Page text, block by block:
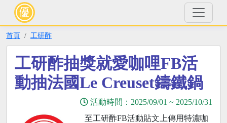
首頁 工研酢
工研酢抽獎就愛咖哩FB活
動抽法國Le Creuset鑄鐵鍋
活動時間： 2025/09/01 ~ 2025/10/31
至工研酢FB活動貼文上傳用特濃咖